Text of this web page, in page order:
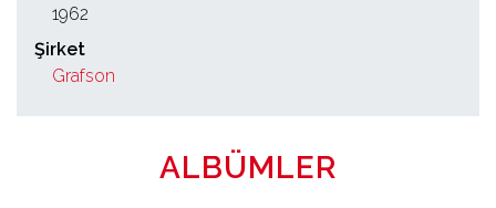
1962
Şirket
Grafson
ALBÜMLER